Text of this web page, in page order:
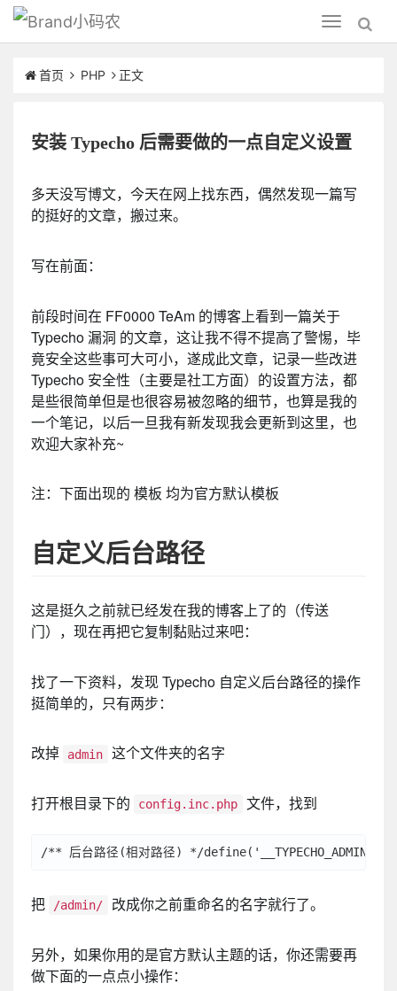
Toggle
navigation
小码农
首页 PHP 正文
安装 Typecho 后需要做的一点自定义设置
多天没写博文，今天在网上找东西，偶然发现一篇写
的挺好的文章，搬过来。
写在前面：
前段时间在 FF0000 TeAm 的博客上看到一篇关于
Typecho 漏洞 的文章，这让我不得不提高了警惕，毕
竟安全这些事可大可小，遂成此文章，记录一些改进
Typecho 安全性（主要是社工方面）的设置方法，都
是些很简单但是也很容易被忽略的细节，也算是我的
一个笔记，以后一旦我有新发现我会更新到这里，也
欢迎大家补充~
注：下面出现的 模板 均为官方默认模板
自定义后台路径
这是挺久之前就已经发在我的博客上了的（传送
门），现在再把它复制黏贴过来吧：
找了一下资料，发现 Typecho 自定义后台路径的操作
挺简单的，只有两步：
改掉 admin 这个文件夹的名字
打开根目录下的 config.inc.php 文件，找到
把 /admin/ 改成你之前重命名的名字就行了。
另外，如果你用的是官方默认主题的话，你还需要再
做下面的一点点小操作：